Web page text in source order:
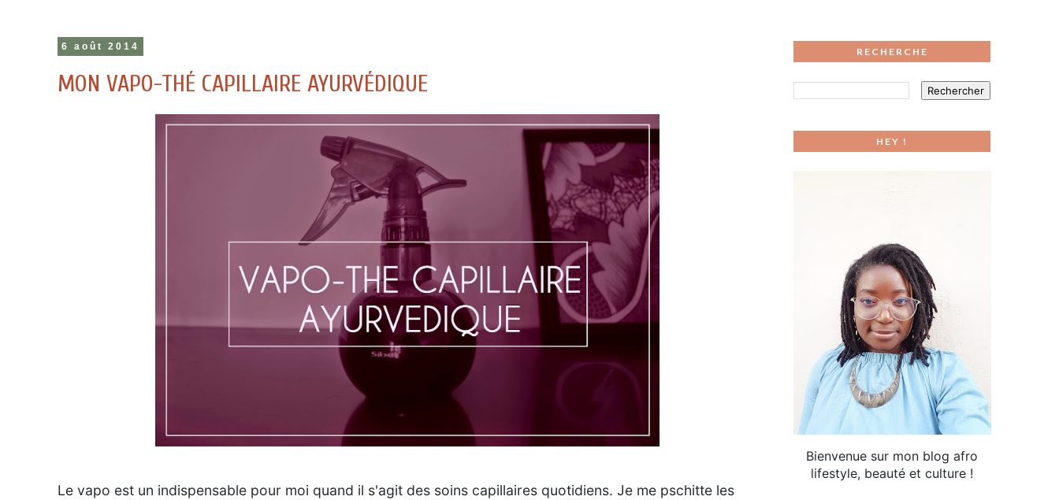
6 août 2014
MON VAPO-THÉ CAPILLAIRE AYURVÉDIQUE
Le vapo est un indispensable pour moi quand il s'agit des soins capillaires quotidiens. Je me pschitte les
RECHERCHE
HEY !
Bienvenue sur mon blog afro
lifestyle, beauté et culture !